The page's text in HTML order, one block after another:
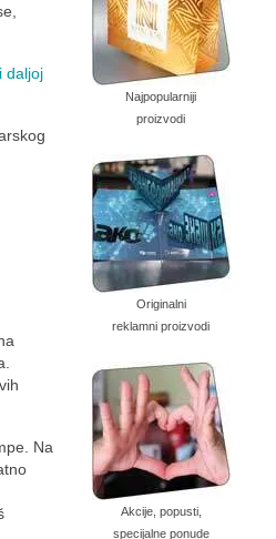
daljoj
Na
Najpopularniji
proizvodi
Originalni
reklamni proizvodi
Akcije, popusti,
specijalne ponude